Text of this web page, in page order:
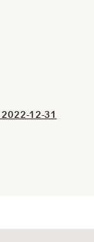
12-31